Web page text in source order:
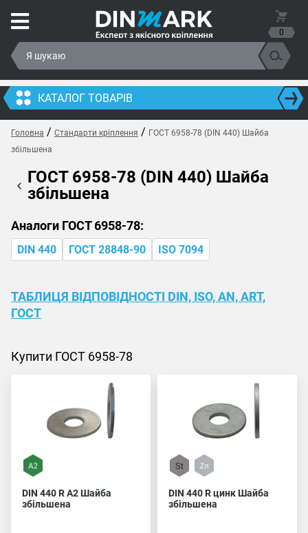
0
КАТАЛОГ ТОВАРІВ
Головна / Стандарти кріплення / ГОСТ 6958-78 (DIN 440) Шайба
збільшена
ГОСТ 6958-78 (DIN 440) Шайба
збільшена
Аналоги ГОСТ 6958-78:
ТАБЛИЦЯ ВІДПОВІДНОСТІ DIN, ISO, AN, ART,
ГОСТ
DIN 440 ГОСТ 28848-90 ISO 7094
Купити ГОСТ 6958-78
DIN 440 R A2 Шайба
збільшена
DIN 440 R цинк Шайба
збільшена